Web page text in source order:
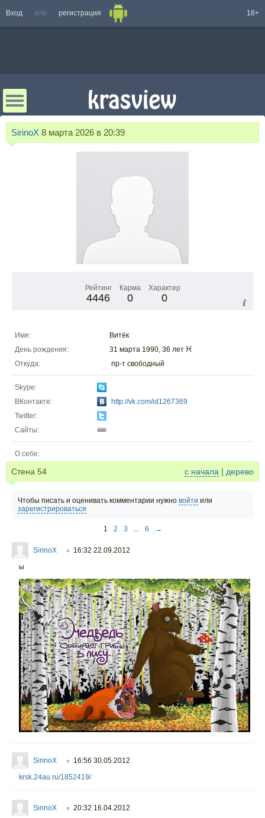
Вход или регистрация 18+
SirinoX 8 марта 2026 в 20:39
Рейтинг
4446
Карма
0
Характер
0
Имя:
Витёк
День рождения:
31 марта 1990, 36 лет
Откуда:
пр-т свободный
Skype:
ВКонтакте:
http://vk.com/id1267369
Twitter:
Сайты:
О себе:
Стена 54 с начала | дерево
Чтобы писать и оценивать комментарии нужно войти или
зарегистрироваться
1 2 3 ... 6 →
SirinoX ○ 16:32 22.09.2012
ы
SirinoX ○ 16:56 30.05.2012
krsk.24au.ru/1852419/
SirinoX ○ 20:32 16.04.2012